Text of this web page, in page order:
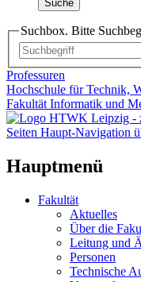
Suche
Suchbox. Bitte
Professuren
Hochschule für Technik,
Fakultät Informatik und
Seiten Haupt-Navigation
Hauptmenü
Fakultät
Aktuelles
Über die
Leitung und
Personen
Technische